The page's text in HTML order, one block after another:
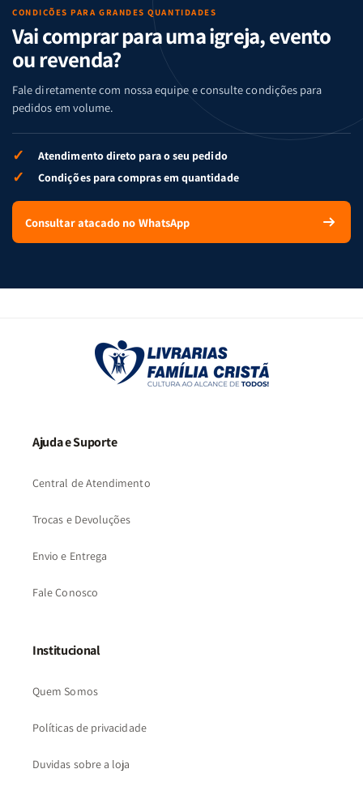
CONDIÇÕES PARA GRANDES QUANTIDADES
Vai comprar para uma igreja, evento
ou revenda?
Fale diretamente com nossa equipe e consulte condições para
pedidos em volume.
✓ Atendimento direto para o seu pedido
✓ Condições para compras em quantidade
Consultar atacado no WhatsApp
Ajuda e Suporte
Central de Atendimento
Trocas e Devoluções
Envio e Entrega
Fale Conosco
Institucional
Quem Somos
Políticas de privacidade
Duvidas sobre a loja